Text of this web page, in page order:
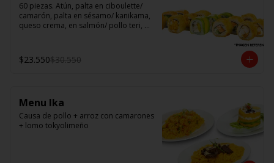
60 piezas. Atún, palta en ciboulette/
camarón, palta en sésamo/ kanikama,
queso crema, en salmón/ pollo teri,
panko/ camarón, queso crema, en
panko.
$23.550$30.550
Menu Ika
Causa de pollo + arroz con camarones
+ lomo tokyolimeño